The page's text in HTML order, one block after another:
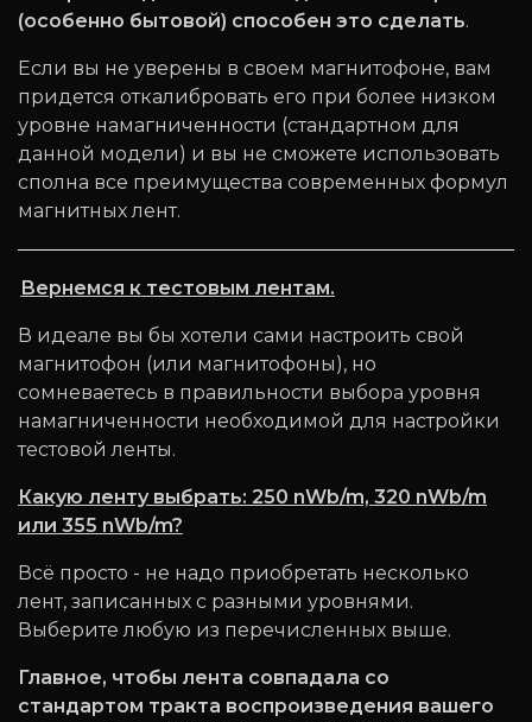
(особенно бытовой) способен это сделать.
Если вы не уверены в своем магнитофоне, вам
придется откалибровать его при более низком
уровне намагниченности (стандартном для
данной модели) и вы не сможете использовать
сполна все преимущества современных формул
магнитных лент.
Вернемся к тестовым лентам.
В идеале вы бы хотели сами настроить свой
магнитофон (или магнитофоны), но
сомневаетесь в правильности выбора уровня
намагниченности необходимой для настройки
тестовой ленты.
Какую ленту выбрать: 250 nWb/m, 320 nWb/m
или 355 nWb/m?
Всё просто - не надо приобретать несколько
лент, записанных с разными уровнями.
Выберите любую из перечисленных выше.
Главное, чтобы лента совпадала со
стандартом тракта воспроизведения вашего